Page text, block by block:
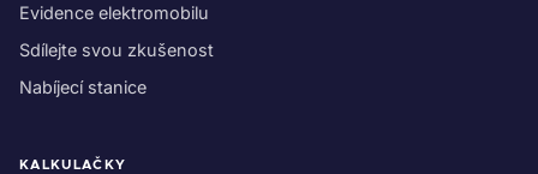
Evidence elektromobilu
Sdílejte svou zkušenost
Nabíjecí stanice
KALKULAČKY